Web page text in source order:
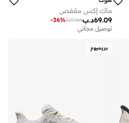
ماك إكس مقفص
د.ب69.09
107.86
-36%
توصيل مجاني
بريميوم